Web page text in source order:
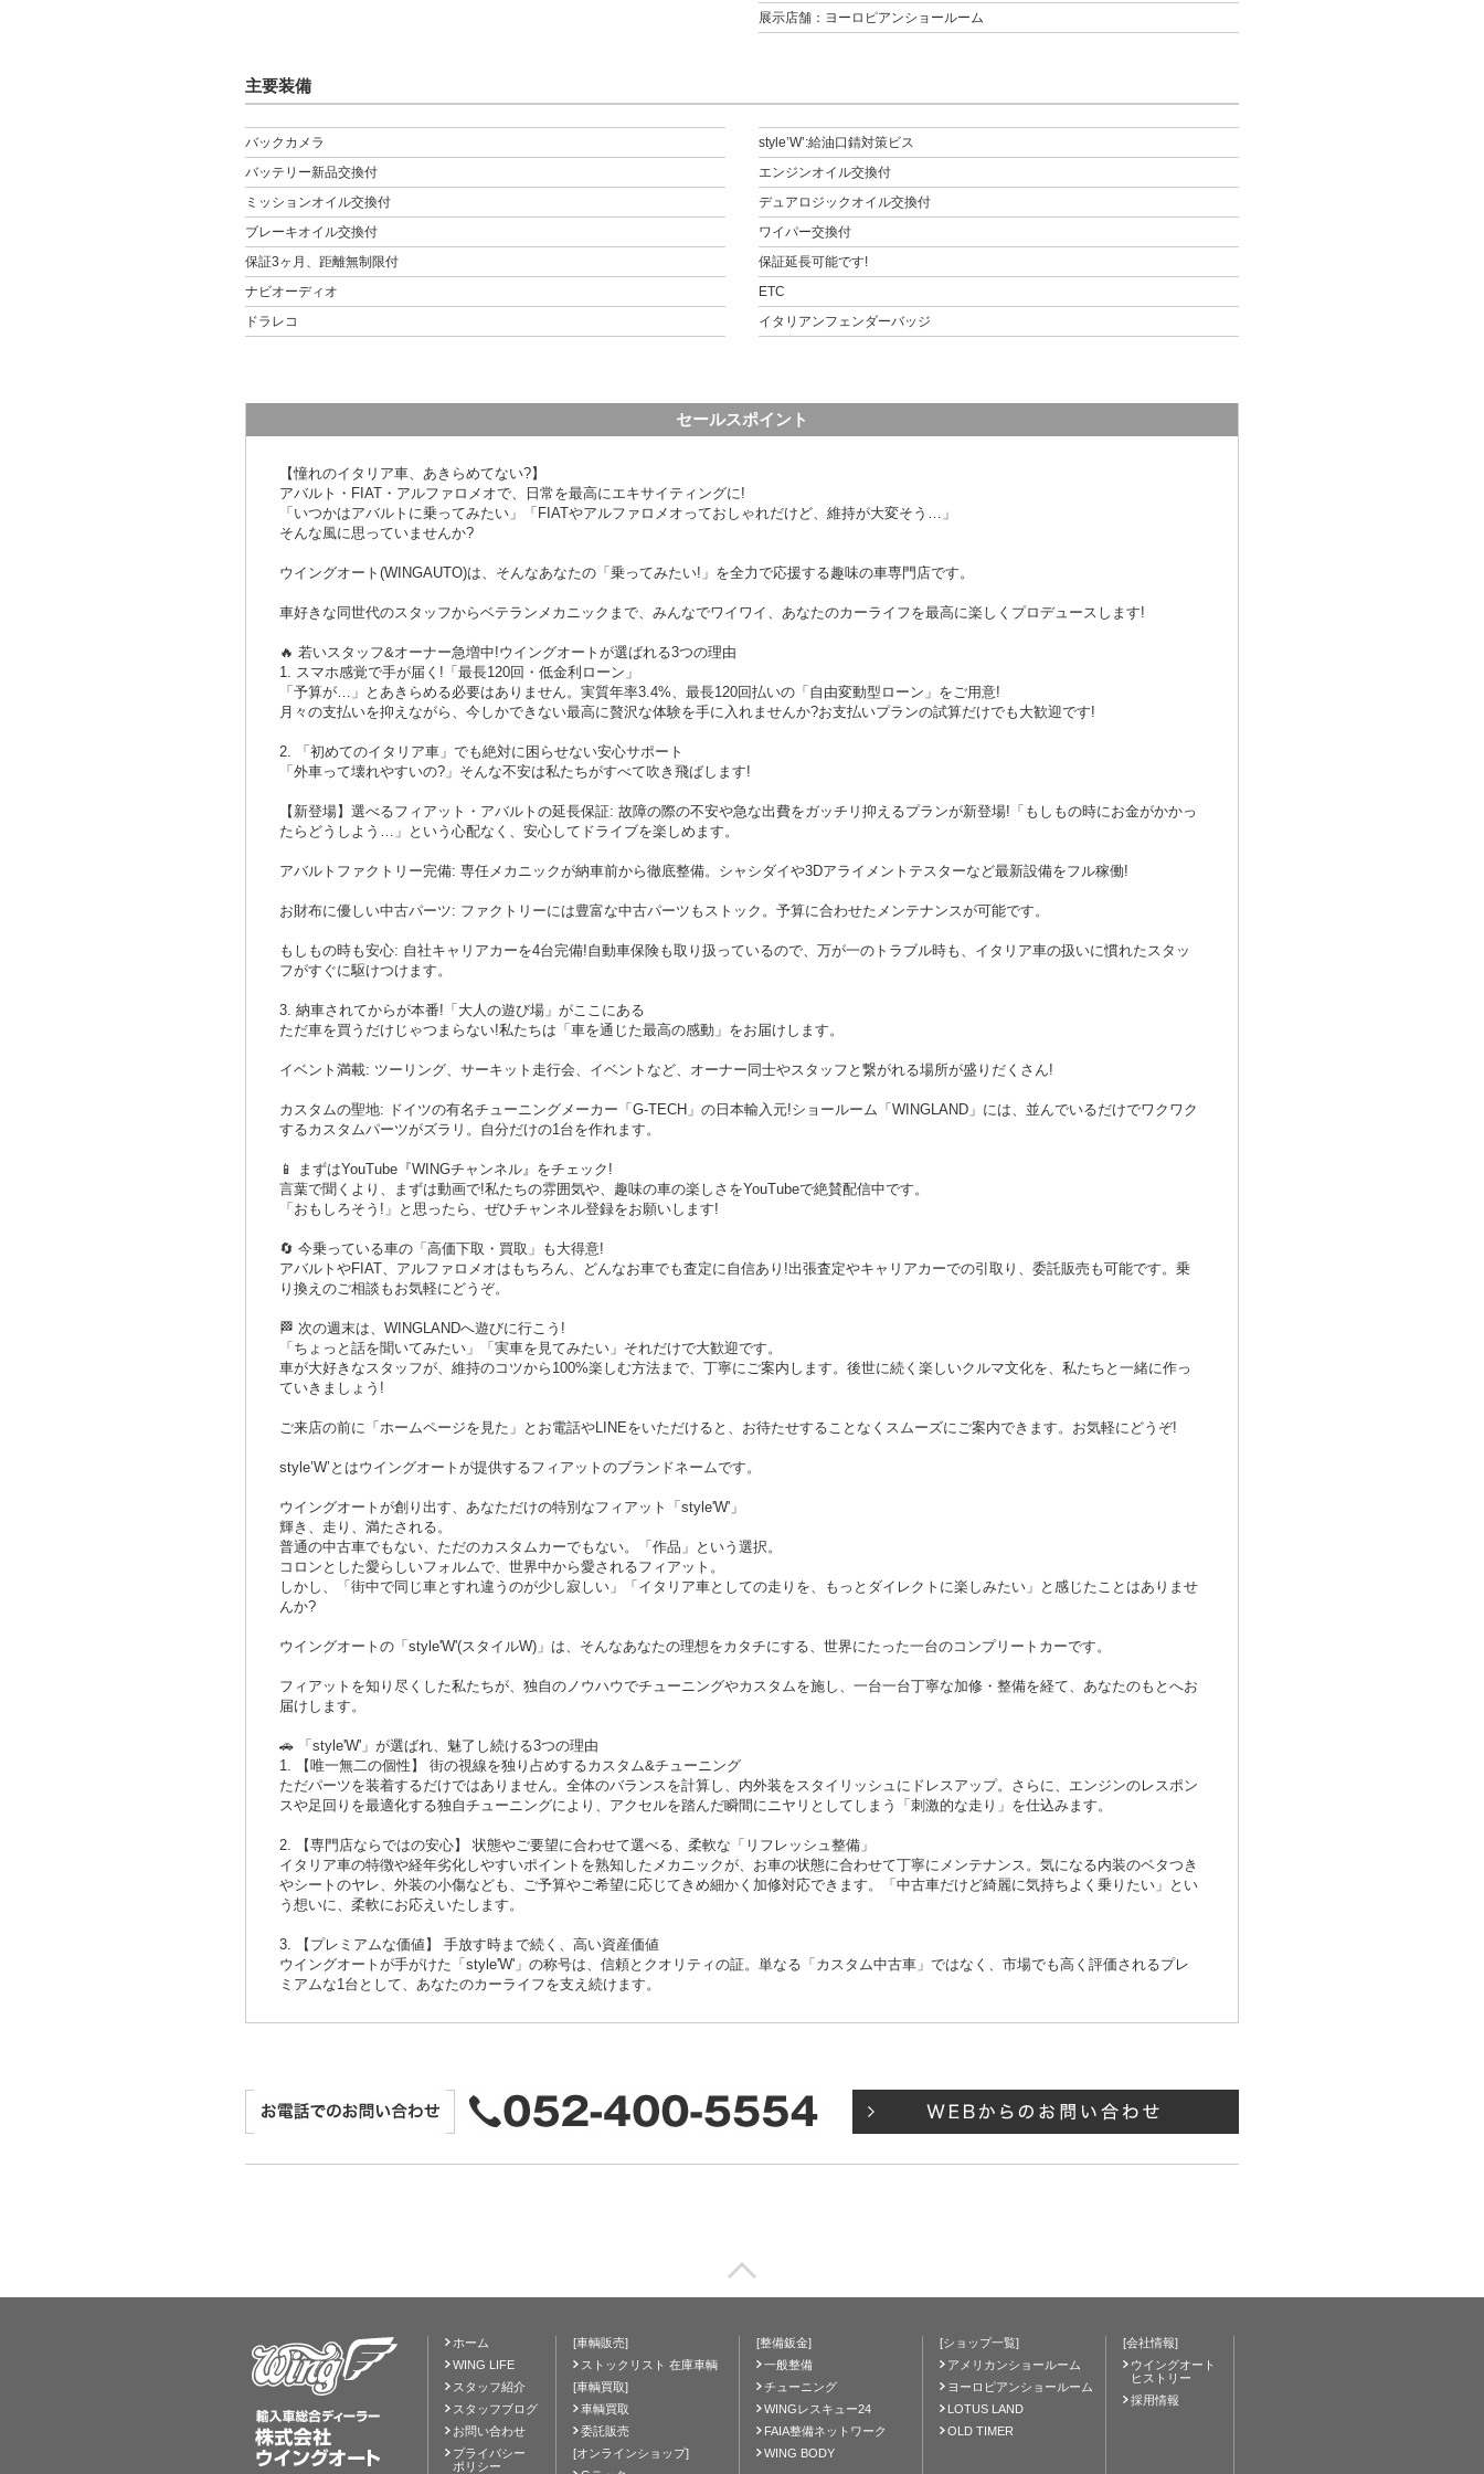
展示店舗：ヨーロピアンショールーム
主要装備
バックカメラ
バッテリー新品交換付
ミッションオイル交換付
ブレーキオイル交換付
保証3ヶ月、距離無制限付
ナビオーディオ
ドラレコ
style’W’:給油口錆対策ビス
エンジンオイル交換付
デュアロジックオイル交換付
ワイパー交換付
保証延長可能です!
ETC
イタリアンフェンダーバッジ
セールスポイント
【憧れのイタリア車、あきらめてない?】
アバルト・FIAT・アルファロメオで、日常を最高にエキサイティングに!
「いつかはアバルトに乗ってみたい」「FIATやアルファロメオっておしゃれだけど、維持が大変そう…」
そんな風に思っていませんか?
ウイングオート(WINGAUTO)は、そんなあなたの「乗ってみたい!」を全力で応援する趣味の車専門店です。
車好きな同世代のスタッフからベテランメカニックまで、みんなでワイワイ、あなたのカーライフを最高に楽しくプロデュースします!
🔥 若いスタッフ&オーナー急増中!ウイングオートが選ばれる3つの理由
1. スマホ感覚で手が届く!「最長120回・低金利ローン」
「予算が…」とあきらめる必要はありません。実質年率3.4%、最長120回払いの「自由変動型ローン」をご用意!
月々の支払いを抑えながら、今しかできない最高に贅沢な体験を手に入れませんか?お支払いプランの試算だけでも大歓迎です!
2. 「初めてのイタリア車」でも絶対に困らせない安心サポート
「外車って壊れやすいの?」そんな不安は私たちがすべて吹き飛ばします!
【新登場】選べるフィアット・アバルトの延長保証: 故障の際の不安や急な出費をガッチリ抑えるプランが新登場!「もしもの時にお金がかかっ
たらどうしよう…」という心配なく、安心してドライブを楽しめます。
アバルトファクトリー完備: 専任メカニックが納車前から徹底整備。シャシダイや3Dアライメントテスターなど最新設備をフル稼働!
お財布に優しい中古パーツ: ファクトリーには豊富な中古パーツもストック。予算に合わせたメンテナンスが可能です。
もしもの時も安心: 自社キャリアカーを4台完備!自動車保険も取り扱っているので、万が一のトラブル時も、イタリア車の扱いに慣れたスタッ
フがすぐに駆けつけます。
3. 納車されてからが本番!「大人の遊び場」がここにある
ただ車を買うだけじゃつまらない!私たちは「車を通じた最高の感動」をお届けします。
イベント満載: ツーリング、サーキット走行会、イベントなど、オーナー同士やスタッフと繋がれる場所が盛りだくさん!
カスタムの聖地: ドイツの有名チューニングメーカー「G-TECH」の日本輸入元!ショールーム「WINGLAND」には、並んでいるだけでワクワク
するカスタムパーツがズラリ。自分だけの1台を作れます。
📱 まずはYouTube『WINGチャンネル』をチェック!
言葉で聞くより、まずは動画で!私たちの雰囲気や、趣味の車の楽しさをYouTubeで絶賛配信中です。
「おもしろそう!」と思ったら、ぜひチャンネル登録をお願いします!
🔄 今乗っている車の「高価下取・買取」も大得意!
アバルトやFIAT、アルファロメオはもちろん、どんなお車でも査定に自信あり!出張査定やキャリアカーでの引取り、委託販売も可能です。乗
り換えのご相談もお気軽にどうぞ。
🏁 次の週末は、WINGLANDへ遊びに行こう!
「ちょっと話を聞いてみたい」「実車を見てみたい」それだけで大歓迎です。
車が大好きなスタッフが、維持のコツから100%楽しむ方法まで、丁寧にご案内します。後世に続く楽しいクルマ文化を、私たちと一緒に作っ
ていきましょう!
ご来店の前に「ホームページを見た」とお電話やLINEをいただけると、お待たせすることなくスムーズにご案内できます。お気軽にどうぞ!
style’W’とはウイングオートが提供するフィアットのブランドネームです。
ウイングオートが創り出す、あなただけの特別なフィアット「style'W'」
輝き、走り、満たされる。
普通の中古車でもない、ただのカスタムカーでもない。「作品」という選択。
コロンとした愛らしいフォルムで、世界中から愛されるフィアット。
しかし、「街中で同じ車とすれ違うのが少し寂しい」「イタリア車としての走りを、もっとダイレクトに楽しみたい」と感じたことはありませ
んか?
ウイングオートの「style'W'(スタイルW)」は、そんなあなたの理想をカタチにする、世界にたった一台のコンプリートカーです。
フィアットを知り尽くした私たちが、独自のノウハウでチューニングやカスタムを施し、一台一台丁寧な加修・整備を経て、あなたのもとへお
届けします。
🚗 「style'W'」が選ばれ、魅了し続ける3つの理由
1. 【唯一無二の個性】 街の視線を独り占めするカスタム&チューニング
ただパーツを装着するだけではありません。全体のバランスを計算し、内外装をスタイリッシュにドレスアップ。さらに、エンジンのレスポン
スや足回りを最適化する独自チューニングにより、アクセルを踏んだ瞬間にニヤリとしてしまう「刺激的な走り」を仕込みます。
2. 【専門店ならではの安心】 状態やご要望に合わせて選べる、柔軟な「リフレッシュ整備」
イタリア車の特徴や経年劣化しやすいポイントを熟知したメカニックが、お車の状態に合わせて丁寧にメンテナンス。気になる内装のベタつき
やシートのヤレ、外装の小傷なども、ご予算やご希望に応じてきめ細かく加修対応できます。「中古車だけど綺麗に気持ちよく乗りたい」とい
う想いに、柔軟にお応えいたします。
3. 【プレミアムな価値】 手放す時まで続く、高い資産価値
ウイングオートが手がけた「style'W'」の称号は、信頼とクオリティの証。単なる「カスタム中古車」ではなく、市場でも高く評価されるプレ
ミアムな1台として、あなたのカーライフを支え続けます。
ホーム
WING LIFE
スタッフ紹介
スタッフブログ
お問い合わせ
プライバシー
ポリシー
[車輌販売]
ストックリスト 在庫車輌
[車輌買取]
車輌買取
委託販売
[オンラインショップ]
[整備鈑金]
一般整備
チューニング
WINGレスキュー24
FAIA整備ネットワーク
WING BODY
[ショップ一覧]
アメリカンショールーム
ヨーロピアンショールーム
LOTUS LAND
OLD TIMER
[会社情報]
ウイングオート
ヒストリー
採用情報